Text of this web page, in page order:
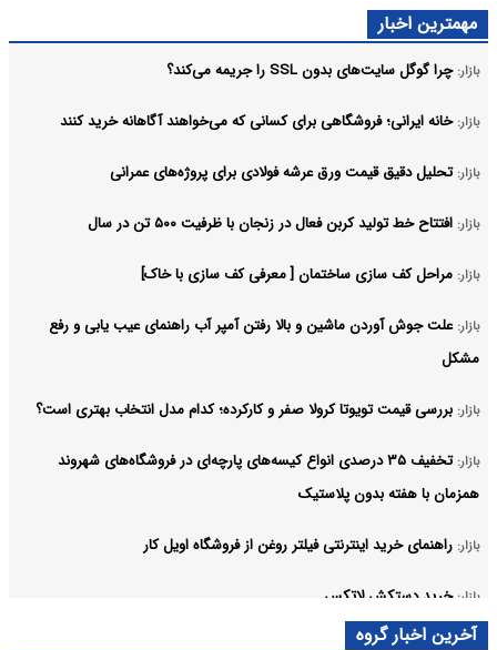
مهمترین اخبار
بازار: چرا گوگل سایت‌های بدون SSL را جریمه می‌کند؟
بازار: خانه ایرانی؛ فروشگاهی برای کسانی که می‌خواهند آگاهانه خرید کنند
بازار: تحلیل دقیق قیمت ورق عرشه فولادی برای پروژه‌های عمرانی
بازار: افتتاح خط تولید کربن فعال در زنجان با ظرفیت ۵۰۰ تن در سال
بازار: مراحل کف سازی ساختمان [ معرفی کف سازی با خاک]
بازار: علت جوش آوردن ماشین و بالا رفتن آمپر آب راهنمای عیب یابی و رفع
مشکل
بازار: بررسی قیمت تویوتا کرولا صفر و کارکرده؛ کدام مدل انتخاب بهتری است؟
بازار:
تخفیف ۳۵ درصدی انواع کیسه‌های پارچه‌ای در فروشگاه‌های شهروند
همزمان با هفته بدون پلاستیک
بازار: راهنمای خرید اینترنتی فیلتر روغن از فروشگاه اویل کار
بازار: خرید دستکش لاتکس
آخرین اخبار گروه